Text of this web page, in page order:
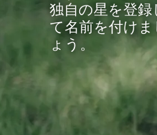
独自の星を登録
て名前を付けま
ょう。